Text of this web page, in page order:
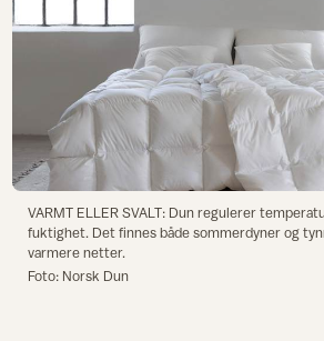
VARMT ELLER SVALT: Dun regulerer
fuktighet. Det finnes både sommerdyner og
varmere netter.
Foto: Norsk Dun